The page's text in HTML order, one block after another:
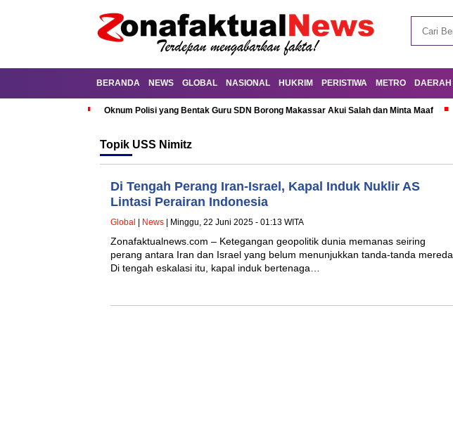
BERANDA NEWS GLOBAL NASIONAL HUKRIM PERISTIWA METRO DAERAH
Oknum Polisi yang Bentak Guru SDN Borong Makassar Akui Salah dan Minta Maaf
Topik USS Nimitz
Di Tengah Perang Iran-Israel, Kapal Induk Nuklir AS
Lintasi Perairan Indonesia
Global News | Minggu, 22 Juni 2025 - 01:13 WITA
Zonafaktualnews.com – Ketegangan geopolitik dunia memanas seiring
perang antara Iran dan Israel yang belum menunjukkan tanda-tanda mereda.
Di tengah eskalasi itu, kapal induk bertenaga…